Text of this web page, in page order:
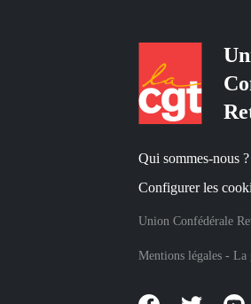
Qui sommes-nous ?
Configurer les
Union Confédérale
Mentions légales - La